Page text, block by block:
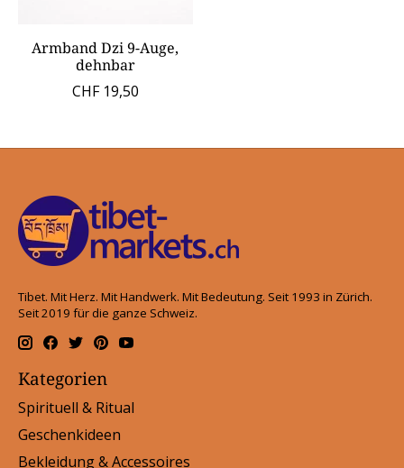
Armband Dzi 9-Auge,
dehnbar
CHF 19,50
Tibet. Mit Herz. Mit Handwerk. Mit Bedeutung. Seit 1993 in Zürich.
Seit 2019 für die ganze Schweiz.
Kategorien
Spirituell & Ritual
Geschenkideen
Bekleidung & Accessoires